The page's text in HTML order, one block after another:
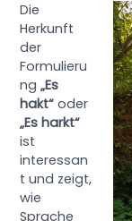
Die
Herkunft
der
Formulieru
ng„Es
hakt“oder
„Es harkt“
ist
interessan
t und zeigt,
wie
Sprache